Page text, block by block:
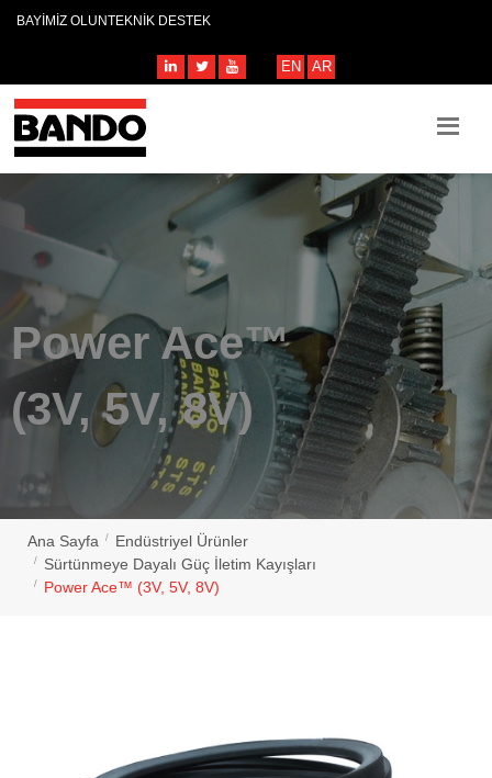
BAYİMİZ OLUNTEKNİK DESTEK
EN AR
Power Ace™
(3V, 5V, 8V)
Ana Sayfa
Endüstriyel Ürünler
Sürtünmeye Dayalı Güç İletim Kayışları
Power Ace™ (3V, 5V, 8V)